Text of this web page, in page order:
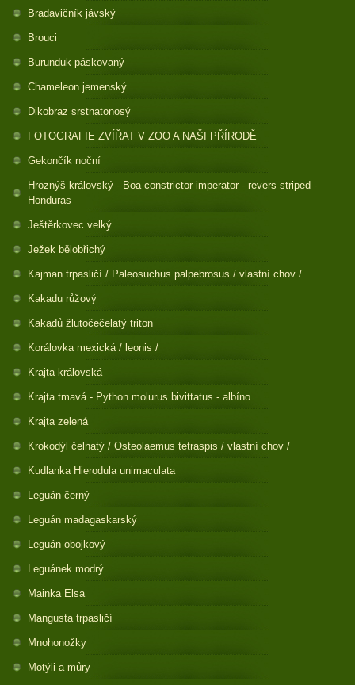
Bradavičník jávský
Brouci
Burunduk páskovaný
Chameleon jemenský
Dikobraz srstnatonosý
FOTOGRAFIE ZVÍŘAT V ZOO A NAŠI PŘÍRODĚ
Gekončík noční
Hroznýš královský - Boa constrictor imperator - revers striped -
Honduras
Ještěrkovec velký
Ježek bělobřichý
Kajman trpasličí / Paleosuchus palpebrosus / vlastní chov /
Kakadu růžový
Kakadů žlutočečelatý triton
Korálovka mexická / leonis /
Krajta královská
Krajta tmavá - Python molurus bivittatus - albíno
Krajta zelená
Krokodýl čelnatý / Osteolaemus tetraspis / vlastní chov /
Kudlanka Hierodula unimaculata
Leguán černý
Leguán madagaskarský
Leguán obojkový
Leguánek modrý
Mainka Elsa
Mangusta trpasličí
Mnohonožky
Motýli a můry